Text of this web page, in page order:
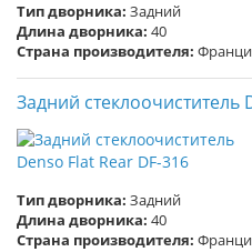
Тип дворника: Задний
Длина дворника: 40
Страна производителя:
Задний стеклоочиститель
Тип дворника: Задний
Длина дворника: 40
Страна производителя: